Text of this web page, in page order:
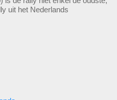
uit het Nederlands